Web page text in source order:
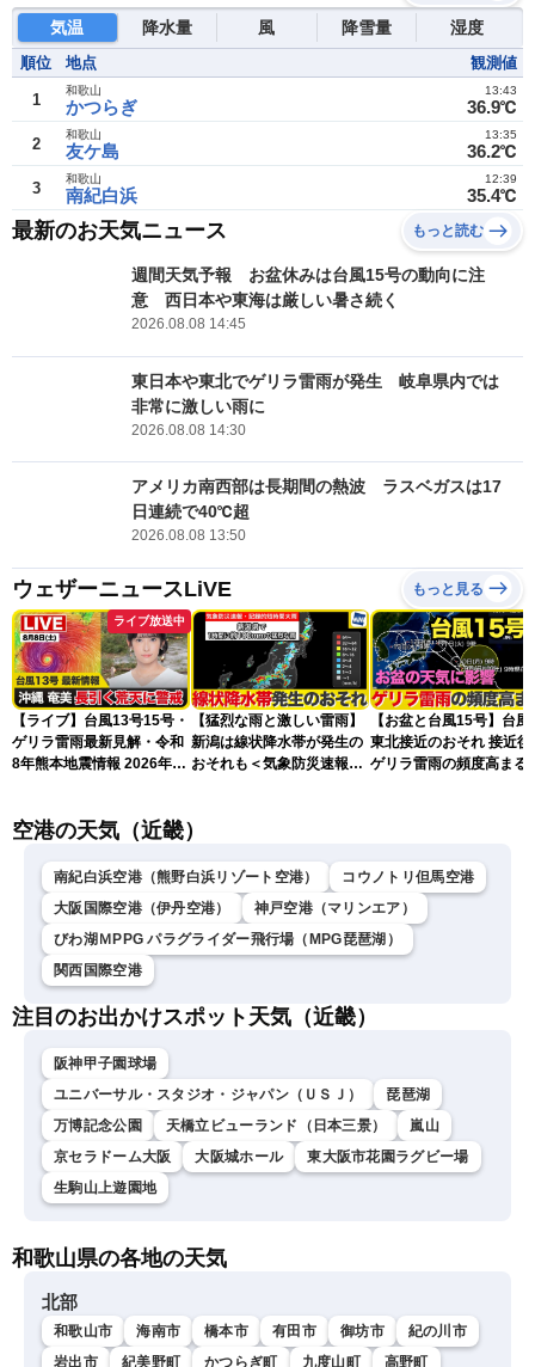
気温 降水量 風 降雪量 湿度
順位 地点 観測値
1 かつらぎ
和歌山
36.9℃
13:43
2 友ケ島
和歌山
36.2℃
13:35
3 南紀白浜
和歌山
35.4℃
12:39
最新のお天気ニュース もっと読む
週間天気予報 お盆休みは台風15号の動向に注
意 西日本や東海は厳しい暑さ続く
2026.08.08 14:45
東日本や東北でゲリラ雷雨が発生 岐阜県内では
非常に激しい雨に
2026.08.08 14:30
アメリカ南西部は長期間の熱波 ラスベガスは17
日連続で40℃超
2026.08.08 13:50
ウェザーニュースLiVE もっと見る
ライブ放送中
【ライブ】台風13号15号・
ゲリラ雷雨最新見解・令和
8年熊本地震情報 2026年8
愛梨／芳野達郎〉最新天気
【猛烈な雨と激しい雷雨】
新潟は線状降水帯が発生の
おそれも＜気象防災速報・
【お盆と台風15号】台風
東北接近のおそれ 接近後
ゲリラ雷雨の頻度高まる
空港の天気（近畿）
南紀白浜空港（熊野白浜リゾート空港）
コウノトリ但馬空港
大阪国際空港（伊丹空港）
神戸空港（マリンエア）
びわ湖ＭPPG パラグライダー飛行場（MPG琵琶湖）
関西国際空港
注目のお出かけスポット天気（近畿）
阪神甲子園球場
ユニバーサル・スタジオ・ジャパン（ＵＳＪ）
琵琶湖
万博記念公園
天橋立ビューランド（日本三景）
嵐山
京セラドーム大阪
大阪城ホール
東大阪市花園ラグビー場
生駒山上遊園地
和歌山県の各地の天気
北部
和歌山市 海南市 橋本市 有田市 御坊市
紀の川市
岩出市
紀美野町 かつらぎ町 九度山町 高野町